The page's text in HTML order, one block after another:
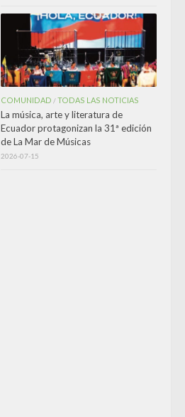
COMUNIDAD /TODAS LAS NOTICIAS
La música, arte y literatura de
Ecuador protagonizan la 31ª edición
de La Mar de Músicas
2026-07-15